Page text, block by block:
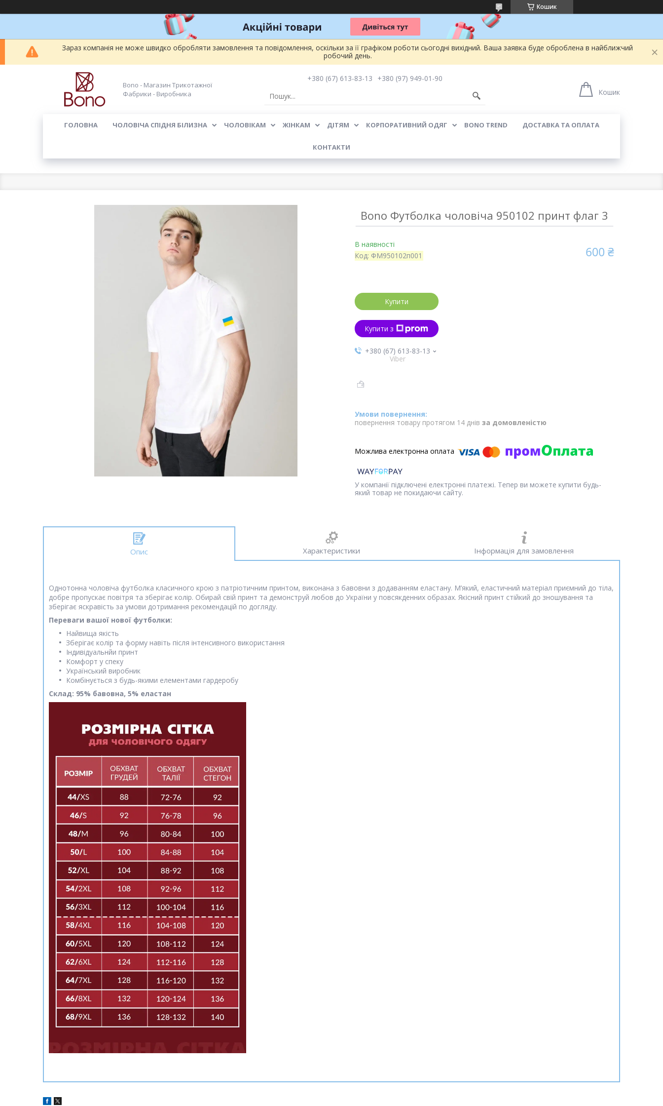
Кошик
Зараз компанія не може швидко обробляти замовлення та повідомлення, оскільки за її графіком роботи сьогодні вихідний. Ваша заявка буде оброблена в найближчий
робочий день.
Bono - Магазин Трикотажної
Фабрики - Виробника
+380 (67) 613-83-13
+380 (97) 949-01-90
Кошик
ГОЛОВНА ЧОЛОВІЧА СПІДНЯ БІЛИЗНА ЧОЛОВІКАМ ЖІНКАМ ДІТЯМ КОРПОРАТИВНИЙ ОДЯГ BONO TREND ДОСТАВКА ТА ОПЛАТА
КОНТАКТИ
Bono Футболка чоловіча 950102 принт флаг 3
В наявності
Код: ФМ950102п001 600 ₴
Купити
Купити з
+380 (67) 613-83-13
Viber
повернення товару протягом 14 днів за домовленістю
У компанії підключені електронні платежі. Тепер ви можете купити будь-
який товар не покидаючи сайту.
Опис Характеристики Інформація для замовлення
Однотонна чоловіча футболка класичного крою з патріотичним принтом, виконана з бавовни з додаванням еластану. М’який, еластичний матеріал приємний до тіла,
добре пропускає повітря та зберігає колір. Обирай свій принт та демонструй любов до України у повсякденних образах. Якісний принт стійкий до зношування та
зберігає яскравість за умови дотримання рекомендацій по догляду.
Переваги вашої нової футболки:
Найвища якість
Зберігає колір та форму навіть після інтенсивного використання
Індивідуальнйи принт
Комфорт у спеку
Український виробник
Комбінується з будь-якими елементами гардеробу
Склад: 95% бавовна, 5% еластан